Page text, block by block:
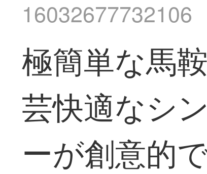
16032677732106
極簡単な馬
芸快適なシ
ーが創意的